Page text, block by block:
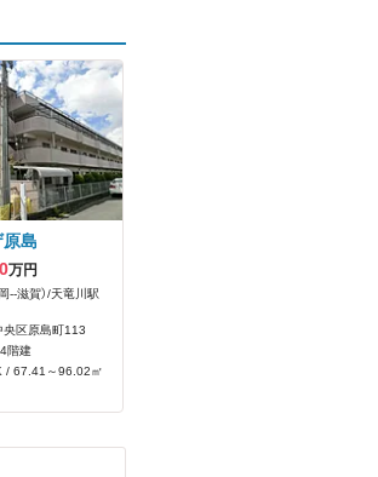
島
万円
--滋賀）/天竜川駅
央区原島町113
階建
/ 67.41～96.02㎡